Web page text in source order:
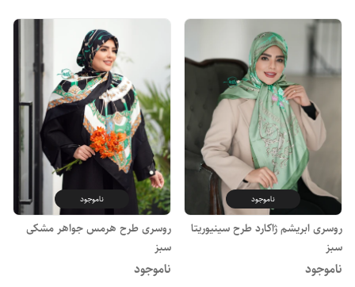
ناموجود
روسری ابریشم ژاکارد طرح سینیوریتا
سبز
ناموجود
ناموجود
روسری طرح هرمس جواهر مشکی
سبز
ناموجود